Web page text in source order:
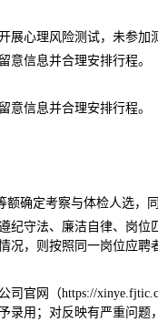
心理风险测试，未参加
意信息并合理安排行程。
意信息并合理安排行程。
确定考察与体检人选，
守法、廉洁自律、岗
，则按照同一岗位应聘
官网（https://
用；对反映有严重问